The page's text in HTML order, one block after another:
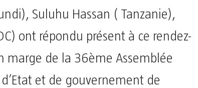
Suluhu Hassan ( Tanzanie),
ont répondu présent à ce rendez-
marge de la 36ème Assemblée
et de gouvernement de